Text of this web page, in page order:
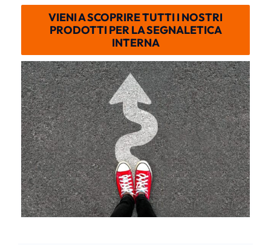
VIENI A SCOPRIRE TUTTI I NOSTRI
PRODOTTI PER LA SEGNALETICA
INTERNA